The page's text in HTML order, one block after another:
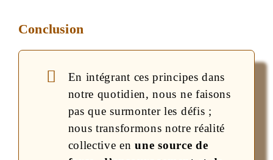
Conclusion
En intégrant ces principes dans
notre quotidien, nous ne faisons
pas que surmonter les défis ;
nous transformons notre réalité
collective enune source de